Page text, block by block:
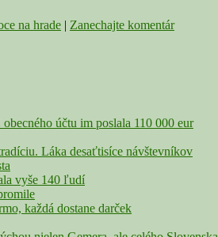
na hrade | Zanechajte komentár
účtu im poslala 110 000 eur
Láka desaťtisíce návštevníkov
vyše 140 ľudí
každá dostane darček